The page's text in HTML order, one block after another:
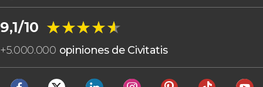
9,1/10 ★★★★★
★★★★★
+5.000.000 opiniones de Civitatis